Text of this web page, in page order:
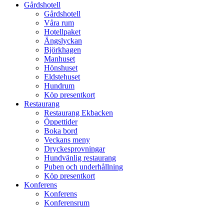
Gårdshotell
Gårdshotell
Våra rum
Hotellpaket
Ängslyckan
Björkhagen
Manhuset
Hönshuset
Eldstehuset
Hundrum
Köp presentkort
Restaurang
Restaurang Ekbacken
Öppettider
Boka bord
Veckans meny
Dryckesprovningar
Hundvänlig restaurang
Puben och underhållning
Köp presentkort
Konferens
Konferens
Konferensrum